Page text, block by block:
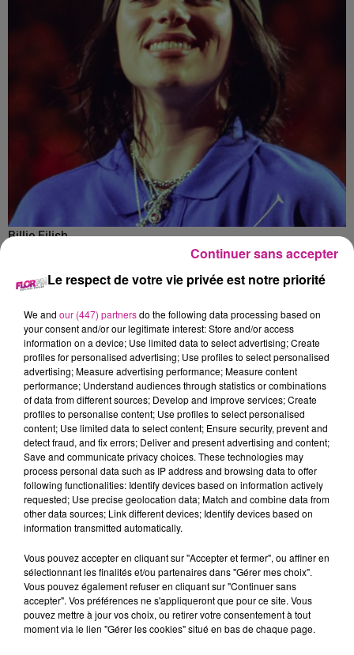
Billie Eilish
L’utilisation du téléphone portable est de plus en plus mal
vu! Certains voient d’un très mauvais œil l’impact des écrans
en concert, évoquant un manque de respect pour le ou les
artistes, une déconnexion du moment présent..
Mais visiblement ce n’est pas l’avis de Bilie Eilish. Elle a une
opinion totalement différente. Elle le dit et elle s’explique : “Si
j’allais en concert, je filmerais chaque minute et vous savez
quoi ? Je regarderais chaque vidéo en boucle !” Pour elle,
c’est une partie importante de la culture moderne et elle ne
compte pas empêcher ses fans de filmer ses concerts pour
revivre le moment à la maison !
TITRES DIFFUSÉS Voir plus
12h47
12h47 12h43
12h43 12h35
12h35
Le respect de votre vie privée est notre priorité
We and our (447) partnersdo the following data processing based on
your consent and/or our legitimate interest: Store and/or access
information on a device; Use limited data to select advertising; Create
profiles for personalised advertising; Use profiles to select personalised
advertising; Measure advertising performance; Measure content
performance; Understand audiences through statistics or combinations
of data from different sources; Develop and improve services; Create
profiles to personalise content; Use profiles to select personalised
content; Use limited data to select content; Ensure security, prevent and
detect fraud, and fix errors; Deliver and present advertising and content;
Save and communicate privacy choices. These technologies may
process personal data such as IP address and browsing data to offer
following functionalities: Identify devices based on information actively
requested; Use precise geolocation data; Match and combine data from
other data sources; Link different devices; Identify devices based on
information transmitted automatically.
Vous pouvez accepter en cliquant sur "Accepter et fermer", ou affiner en
sélectionnant les finalités et/ou partenaires dans "Gérer mes choix".
Vous pouvez également refuser en cliquant sur "Continuer sans
accepter". Vos préférences ne s'appliqueront que pour ce site. Vous
pouvez mettre à jour vos choix, ou retirer votre consentement à tout
moment via le lien "Gérer les cookies" situé en bas de chaque page.
Continuer sans accepter